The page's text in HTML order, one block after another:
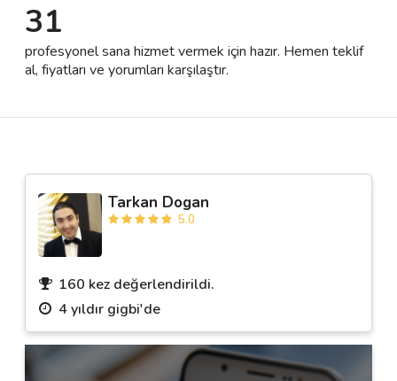
Destek
İletişim
31
profesyonel sana hizmet vermek için hazır. Hemen teklif
al, fiyatları ve yorumları karşılaştır.
Tarkan Dogan
5.0
160 kez değerlendirildi.
4 yıldır gigbi'de